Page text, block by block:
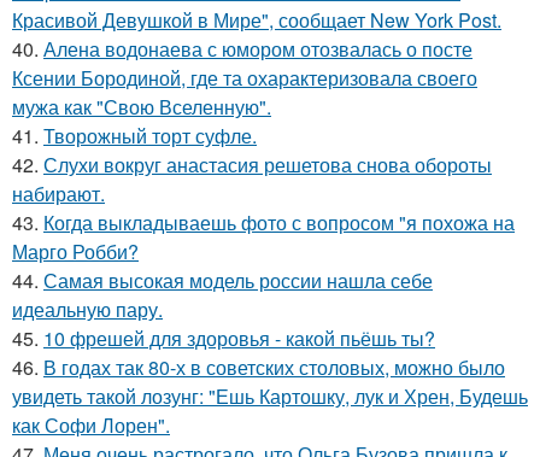
Красивой Девушкой в Мире", сообщает New York Post.
40. Алена водонаева с юмором отозвалась о посте
Ксении Бородиной, где та охарактеризовала своего
мужа как "Свою Вселенную".
41. Творожный торт суфле.
42. Слухи вокруг анастасия решетова снова обороты
набирают.
43. Когда выкладываешь фото с вопросом "я похожа на
Марго Робби?
44. Самая высокая модель россии нашла себе
идеальную пару.
45. 10 фрешей для здоровья - какой пьёшь ты?
46. В годах так 80-х в советских столовых, можно было
увидеть такой лозунг: "Ешь Картошку, лук и Хрен, Будешь
как Софи Лорен".